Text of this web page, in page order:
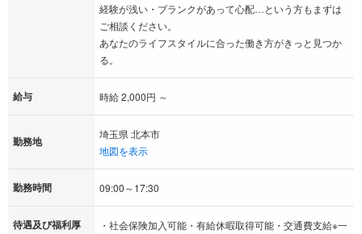
経験が浅い・ブランクがあって心配…という方もまずは
ご相談ください。
あなたのライフスタイルに合った働き方がきっと見つか
る。
給与 時給 2,000円 ～
勤務地
埼玉県 北本市
地図を表示
勤務時間 09:00～17:30
待遇及び福利厚
・社会保険加入可能・有給休暇取得可能・交通費支給※一